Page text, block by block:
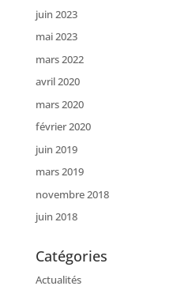
juin 2023
mai 2023
mars 2022
avril 2020
mars 2020
février 2020
juin 2019
mars 2019
novembre 2018
juin 2018
Catégories
Actualités